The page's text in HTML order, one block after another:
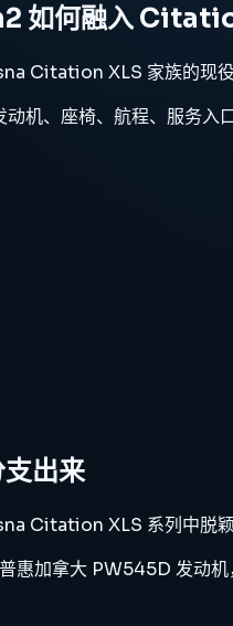
如何融入
Citation XLS 家族的现役
机、座椅、航程、服务
出来
Citation XLS 系列中脱颖
惠加拿大 PW545D 发动机